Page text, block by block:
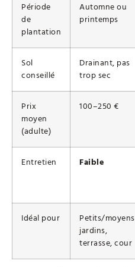
Période
de
plantation
Automne ou
printemps
Sol
conseillé
Drainant, pas
trop sec
Prix
moyen
(adulte)
100–250 €
Entretien Faible
Idéal pour
Petits/moyens
jardins,
terrasse, cour